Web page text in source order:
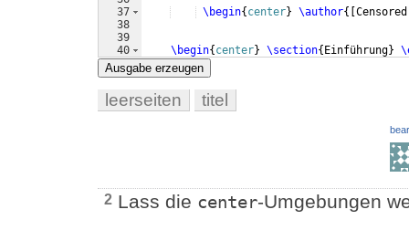
37
38
39
40
41
\begin{ center} \author{[ Censored
\begin{ center} \section{ Einführung}
    ...
Ausgabe erzeugen
leerseiten titel
2 Lass die center-Umgebungen